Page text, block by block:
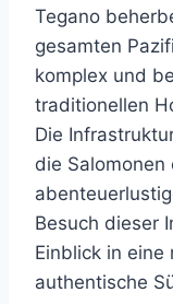
Tegano
gesamten
komplex und
traditionellen
Die
die
Besuch dieser
Einblick in eine
authentische